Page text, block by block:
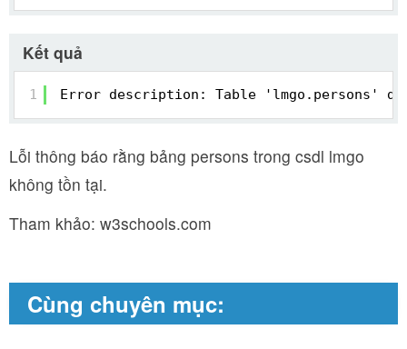
Kết quả
1 Error description: Table 'lmgo.persons'
Lỗi thông báo rằng bảng persons trong csdl lmgo
không tồn tại.
Tham khảo: w3schools.com
Cùng chuyên mục: